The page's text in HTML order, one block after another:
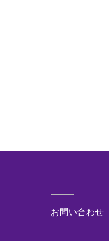
お問い合わせ